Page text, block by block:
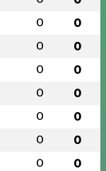
0 0
0 0
0 0
0 0
0 0
0 0
0 0